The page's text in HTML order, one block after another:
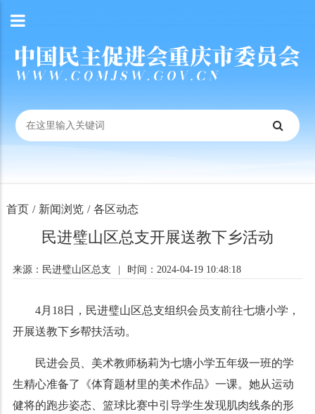
首页 / 新闻浏览 / 各区动态
民进璧山区总支开展送教下乡活动
来源：民进璧山区总支 时间：2024-04-19 10:48:18
4月18日，民进璧山区总支组织会员支前往七塘小学，
开展送教下乡帮扶活动。
民进会员、 美术教师杨莉为七塘小学五年级一班的学
生精心准备了《体育题材里的美术作品》一课。 她从运动
健将的跑步姿态、篮球比赛中引导学生发现肌肉线条的形